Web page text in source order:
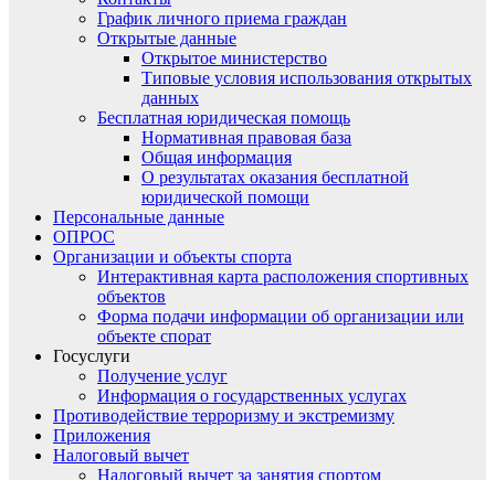
График личного приема граждан
Открытые данные
Открытое министерство
Типовые условия использования открытых
данных
Бесплатная юридическая помощь
Нормативная правовая база
Общая информация
О результатах оказания бесплатной
юридической помощи
Персональные данные
ОПРОС
Организации и объекты спорта
Интерактивная карта расположения спортивных
объектов
Форма подачи информации об организации или
объекте спорат
Госуслуги
Получение услуг
Информация о государственных услугах
Противодействие терроризму и экстремизму
Приложения
Налоговый вычет
Налоговый вычет за занятия спортом